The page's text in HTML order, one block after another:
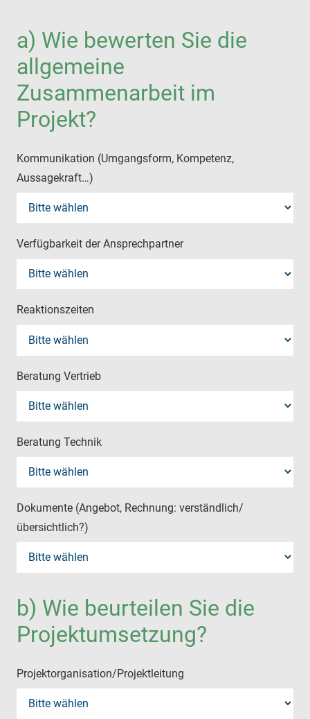
a) Wie bewerten Sie die
allgemeine
Zusammenarbeit im
Projekt?
Kommunikation (Umgangsform, Kompetenz,
Aussagekraft…)
Verfügbarkeit der Ansprechpartner
Reaktionszeiten
Beratung Vertrieb
Beratung Technik
Dokumente (Angebot, Rechnung: verständlich/
übersichtlich?)
b) Wie beurteilen Sie die
Projektumsetzung?
Projektorganisation/Projektleitung